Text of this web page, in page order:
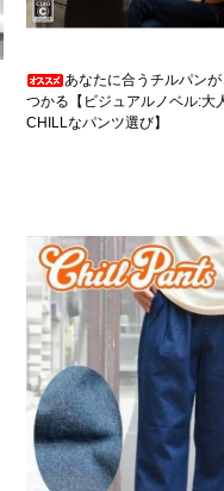
あなたに合うチルパン
つかる【ビジュアルノベル:大
CHILLなパンツ選び】